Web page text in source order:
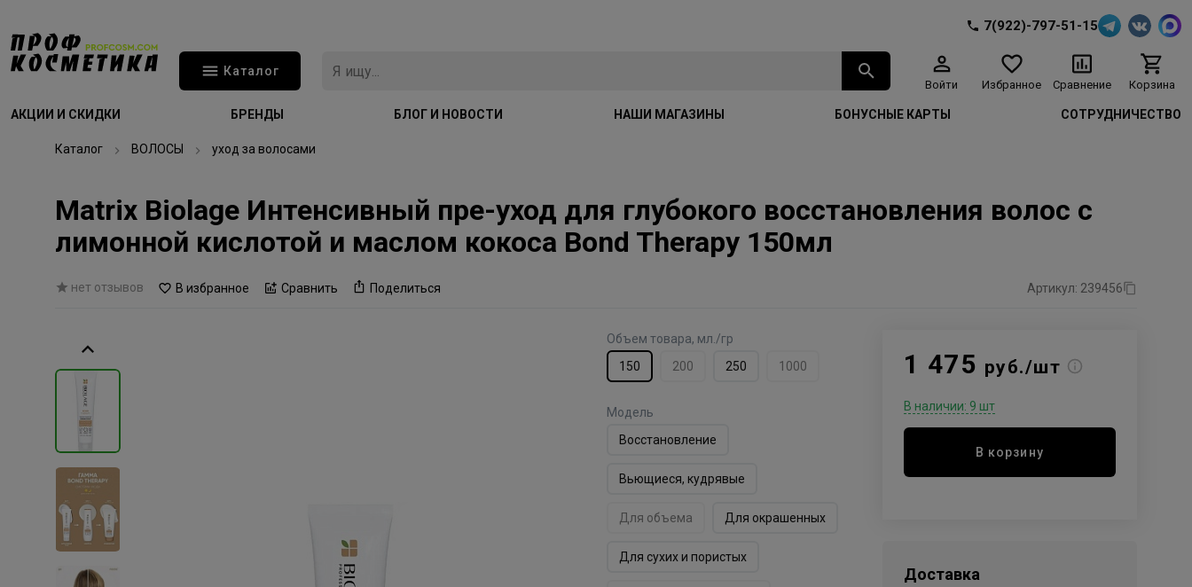
7(922)-797-51-15
Каталог
Войти Избранное Сравнение Корзина
АКЦИИ И СКИДКИ БРЕНДЫ БЛОГ И НОВОСТИ НАШИ МАГАЗИНЫ БОНУСНЫЕ КАРТЫ СОТРУДНИЧЕСТВО
Каталог ВОЛОСЫ уход за волосами
Matrix Biolage Интенсивный пре-уход для глубокого восстановления волос с
лимонной кислотой и маслом кокоса Bond Therapy 150мл
нет отзывов В избранное Сравнить Поделиться Артикул: 239456
Объем товара, мл./гр
150
200 250 1000
Модель
Восстановление
Вьющиеся, кудрявые
Для объема Для окрашенных
Для сухих и пористых
1 475 руб./шт
В наличии: 9 шт
В корзину
Доставка